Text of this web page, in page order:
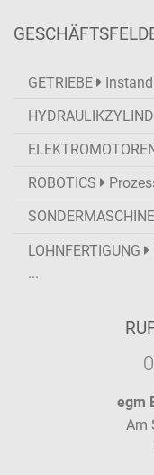
GETRIEBE
ROBOTICS
LOHNFERTIGUNG
...
egm
Am